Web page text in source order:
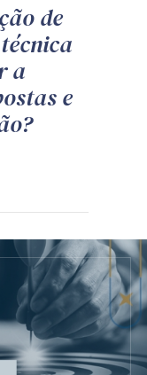
de
a
e